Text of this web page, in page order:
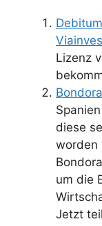
Lizenz
diese
worden
um die
Jetzt